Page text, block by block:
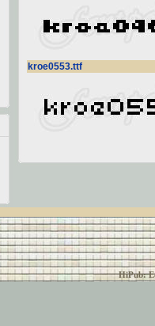
kroe0553.ttf
HiPub: